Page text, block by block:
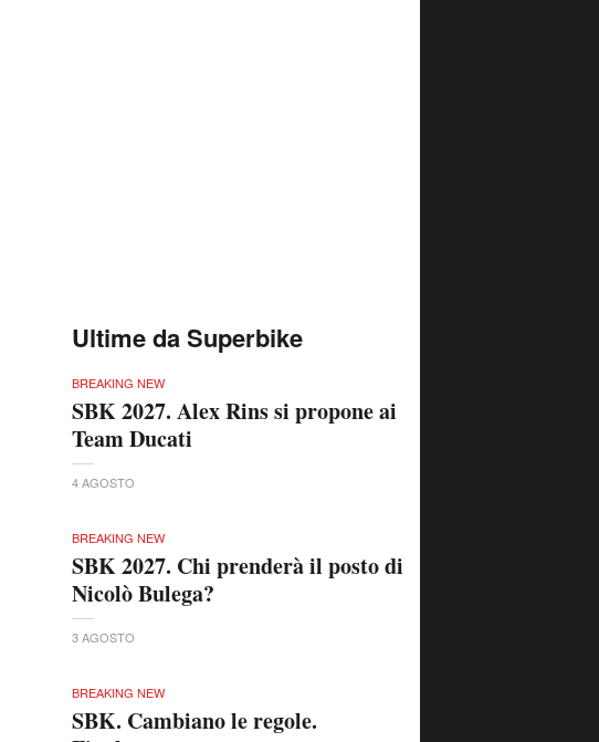
Ultime da Superbike
BREAKING NEW
SBK 2027. Alex Rins si propone ai
Team Ducati
4 AGOSTO
BREAKING NEW
SBK 2027. Chi prenderà il posto di
Nicolò Bulega?
3 AGOSTO
BREAKING NEW
SBK. Cambiano le regole.